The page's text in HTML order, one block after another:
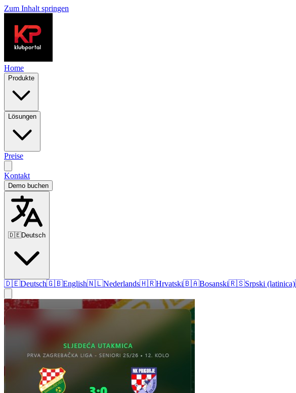
Zum Inhalt springen
Home
Produkte
Lösungen
Preise
Kontakt
Demo buchen
🇩🇪Deutsch
🇩🇪Deutsch🇬🇧English🇳🇱Nederlands🇭🇷Hrvatski🇧🇦Bosanski🇷🇸Srpski (latinica)